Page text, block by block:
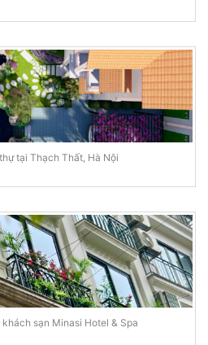
tại Thạch Thất, Hà Nội
sạn Minasi Hotel & Spa